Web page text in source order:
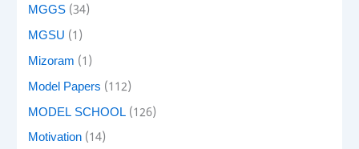
MGGS (34)
MGSU (1)
Mizoram (1)
Model Papers (112)
MODEL SCHOOL (126)
Motivation (14)